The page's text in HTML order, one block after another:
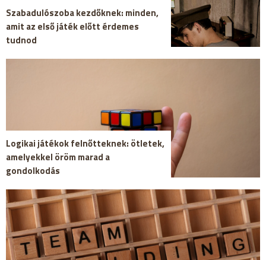
Szabadulószoba kezdőknek: minden,
amit az első játék előtt érdemes
tudnod
Logikai játékok felnőtteknek: ötletek,
amelyekkel öröm marad a
gondolkodás